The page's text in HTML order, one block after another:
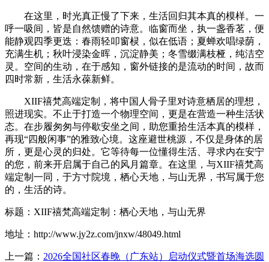
在这里，时光真正慢了下来，生活回归其本真的模样。一
呼一吸间，皆是自然馈赠的诗意。临窗而坐，执一盏香茗，便
能静观四季更迭：春雨轻叩窗棂，似在低语；夏蝉欢唱绿荫，
充满生机；秋叶浸染金晖，沉淀静美；冬雪缀满枝桠，纯洁空
灵。空间的生动，在于感知，窗外链接的是流动的时间，故而
四时常新，生活永葆新鲜。
XIIF禧梵高端定制，将中国人骨子里对诗意栖居的理想，
照进现实。不止于打造一个物理空间，更是在营造一种生活状
态。在步履匆匆与停歇安坐之间，助您重拾生活本真的模样，
再现“四般闲事”的雅致心境。这座避世桃源，不仅是身体的居
所，更是心灵的归处。它等待每一位懂得生活、寻求内在安宁
的您，前来开启属于自己的风月篇章。在这里，与XIIF禧梵高
端定制一同，于方寸院境，栖心天地，与山无界，书写属于您
的，生活的诗。
标题：XIIF禧梵高端定制：栖心天地，与山无界
地址：http://www.jy2z.com/jnxw/48049.html
上一篇： 2026全国社区春晚（广东站）启动仪式暨首场海选圆